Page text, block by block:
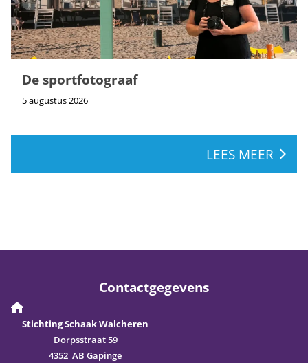
De sportfotograaf
5 augustus 2026
LEES MEER
Contactgegevens
Stichting Schaak Walcheren
Dorpsstraat 59
4352 AB Gapinge